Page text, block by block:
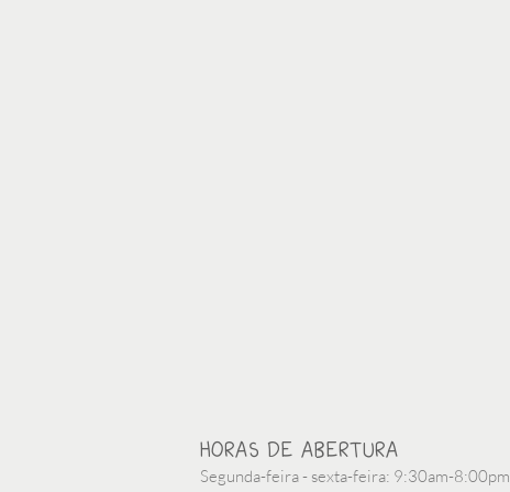
HORAS DE ABERTURA
Segunda-feira - sexta-feira: 9:30am-8:00pm